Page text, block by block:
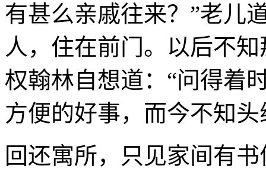
有甚么亲戚往来？”老儿
人，住在前门。以后不
权翰林自想道：“问得着
方便的好事，而今不知
回还寓所，只见家间有